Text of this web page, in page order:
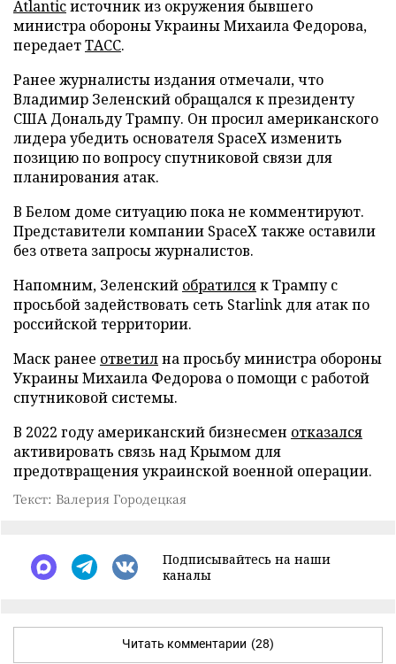
Atlanticисточник из окружения бывшего
министра обороны Украины Михаила Федорова,
передаетТАСС.
Ранее журналисты издания отмечали, что
Владимир Зеленский обращался к президенту
США Дональду Трампу. Он просил американского
лидера убедить основателя SpaceX изменить
позицию по вопросу спутниковой связи для
планирования атак.
В Белом доме ситуацию пока не комментируют.
Представители компании SpaceX также оставили
без ответа запросы журналистов.
Напомним, Зеленский обратилсяк Трампу с
просьбой задействовать сеть Starlink для атак по
российской территории.
Маск ранее ответилна просьбу министра обороны
Украины Михаила Федорова о помощи с работой
спутниковой системы.
В 2022 году американский бизнесмен отказался
активировать связь над Крымом для
предотвращения украинской военной операции.
Текст: Валерия Городецкая
Подписывайтесь на наши
каналы
Читать комментарии (28)